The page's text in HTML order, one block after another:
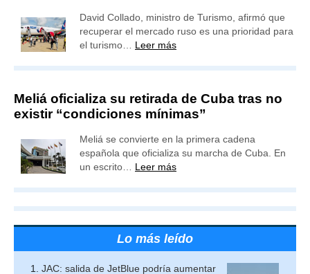
David Collado, ministro de Turismo, afirmó que
recuperar el mercado ruso es una prioridad para
el turismo… Leer más
Meliá oficializa su retirada de Cuba tras no
existir “condiciones mínimas”
Meliá se convierte en la primera cadena
española que oficializa su marcha de Cuba. En
un escrito… Leer más
Lo más leído
JAC: salida de JetBlue podría aumentar